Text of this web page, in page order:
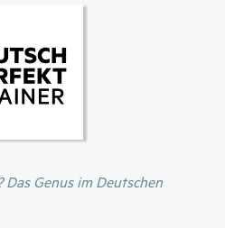
Inhalt
Das Genus im Deutschen